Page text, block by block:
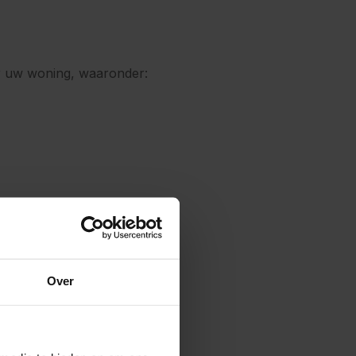
Over
uw woning, waaronder: